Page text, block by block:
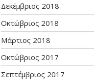
Δεκέμβριος 2018
Οκτώβριος 2018
Μάρτιος 2018
Οκτώβριος 2017
Σεπτέμβριος 2017